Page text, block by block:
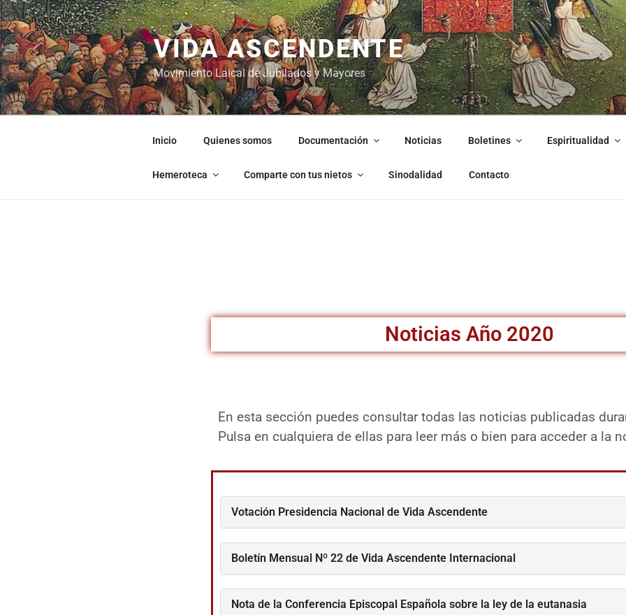
VIDA ASCENDENTE
Movimiento Laical de Jubilados y Mayores
Inicio Quienes somos Documentación Noticias Boletines Espiritualidad
Hemeroteca Comparte con tus nietos Sinodalidad Contacto
Noticias Año 2020
En esta sección puedes consultar todas las noticias publicadas
Pulsa en cualquiera de ellas para leer más o bien para acceder a la
Votación Presidencia Nacional de Vida Ascendente
Boletín Mensual Nº 22 de Vida Ascendente Internacional
Nota de la Conferencia Episcopal Española sobre la ley de la eutanasia